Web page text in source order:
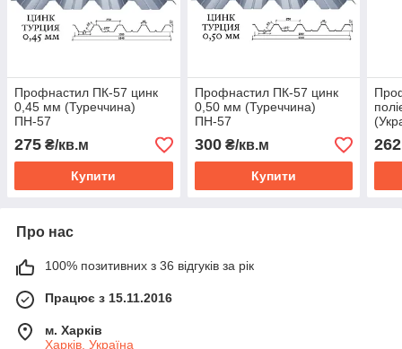
Профнастил ПК-57 цинк
0,45 мм (Туреччина)
ПН-57
275 ₴/кв.м
Купити
Профнастил ПК-57 цинк
0,50 мм (Туреччина)
ПН-57
300₴/кв.м
Купити
262
Про нас
100% позитивних з 36 відгуків за рік
Працює з 15.11.2016
м. Харків
Харків, Україна